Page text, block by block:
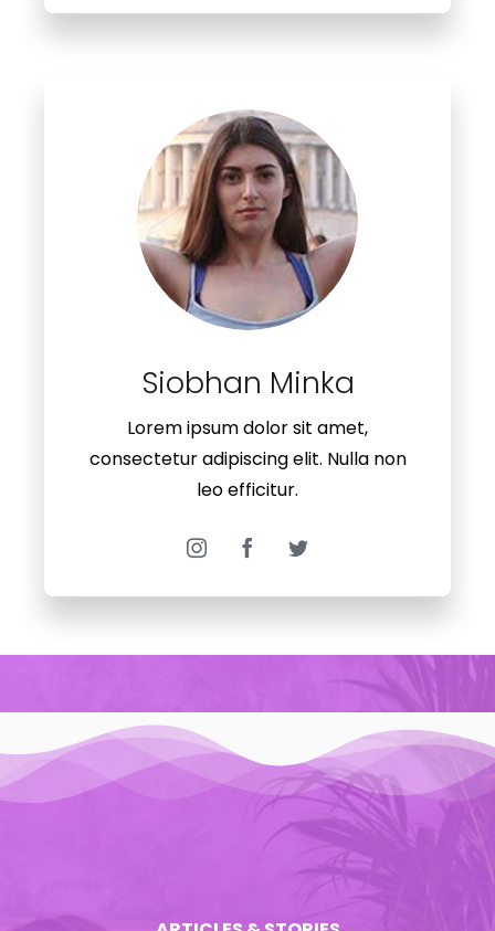
Lorem ipsum dolor sit amet,
consectetur adipiscing elit. Nulla non
leo efficitur.